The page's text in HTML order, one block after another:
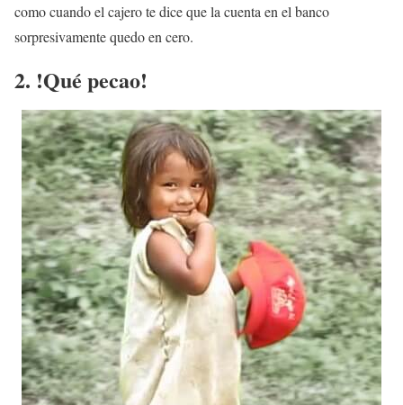
como cuando el cajero te dice que la cuenta en el banco
sorpresivamente quedo en cero.
2. !Qué pecao!